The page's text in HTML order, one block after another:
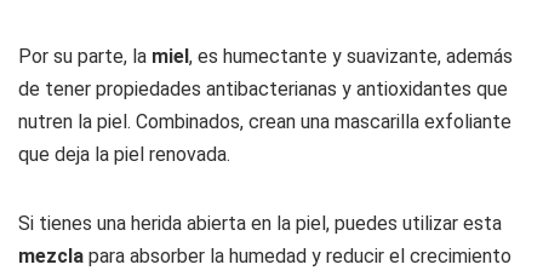
Por su parte, la miel, es humectante y suavizante, además
de tener propiedades antibacterianas y antioxidantes que
nutren la piel. Combinados, crean una mascarilla exfoliante
que deja la piel renovada.
Si tienes una herida abierta en la piel, puedes utilizar esta
mezcla para absorber la humedad y reducir el crecimiento